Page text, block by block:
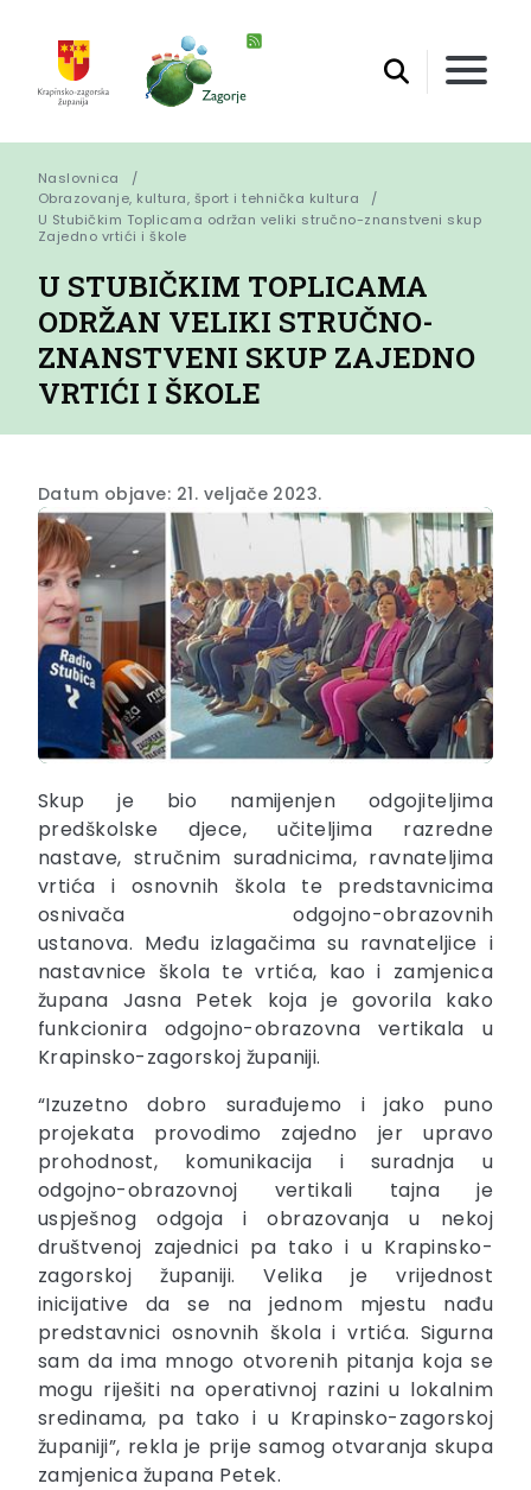
Naslovnica
Obrazovanje, kultura, šport i tehnička kultura
U Stubičkim Toplicama održan veliki stručno-znanstveni skup
Zajedno vrtići i škole
U STUBIČKIM TOPLICAMA
ODRŽAN VELIKI STRUČNO-
ZNANSTVENI SKUP ZAJEDNO
VRTIĆI I ŠKOLE
Datum objave: 21. veljače 2023.
Skup je bio namijenjen odgojiteljima
predškolske djece, učiteljima razredne
nastave, stručnim suradnicima, ravnateljima
vrtića i osnovnih škola te predstavnicima
osnivača odgojno-obrazovnih
ustanova. Među izlagačima su ravnateljice i
nastavnice škola te vrtića, kao i zamjenica
župana Jasna Petek koja je govorila kako
funkcionira odgojno-obrazovna vertikala u
Krapinsko-zagorskoj županiji.
“Izuzetno dobro surađujemo i jako puno
projekata provodimo zajedno jer upravo
prohodnost, komunikacija i suradnja u
odgojno-obrazovnoj vertikali tajna je
uspješnog odgoja i obrazovanja u nekoj
društvenoj zajednici pa tako i u Krapinsko-
zagorskoj županiji. Velika je vrijednost
inicijative da se na jednom mjestu nađu
predstavnici osnovnih škola i vrtića. Sigurna
sam da ima mnogo otvorenih pitanja koja se
mogu riješiti na operativnoj razini u lokalnim
sredinama, pa tako i u Krapinsko-zagorskoj
županiji”, rekla je prije samog otvaranja skupa
zamjenica župana Petek.